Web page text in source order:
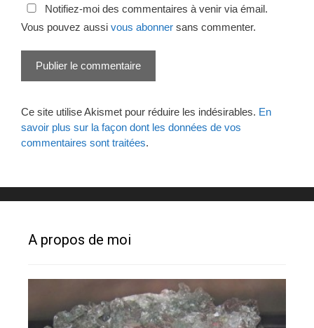
Notifiez-moi des commentaires à venir via émail.
Vous pouvez aussi vous abonner sans commenter.
Ce site utilise Akismet pour réduire les indésirables. En
savoir plus sur la façon dont les données de vos
commentaires sont traitées.
A propos de moi